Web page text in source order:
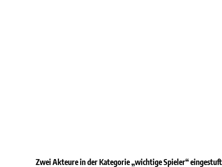
Zwei Akteure in der Kategorie „wichtige Spieler“ eingestuft